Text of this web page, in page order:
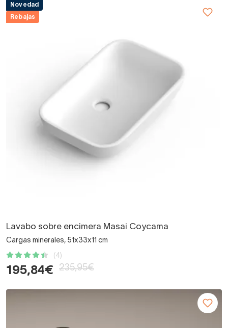
Novedad
Rebajas
Lavabo sobre encimera Masai Coycama
Cargas minerales, 51x33x11 cm
(4)
195,84€ 235,95€